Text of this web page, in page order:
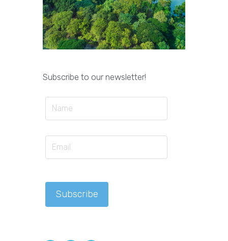
Subscribe to our newsletter!